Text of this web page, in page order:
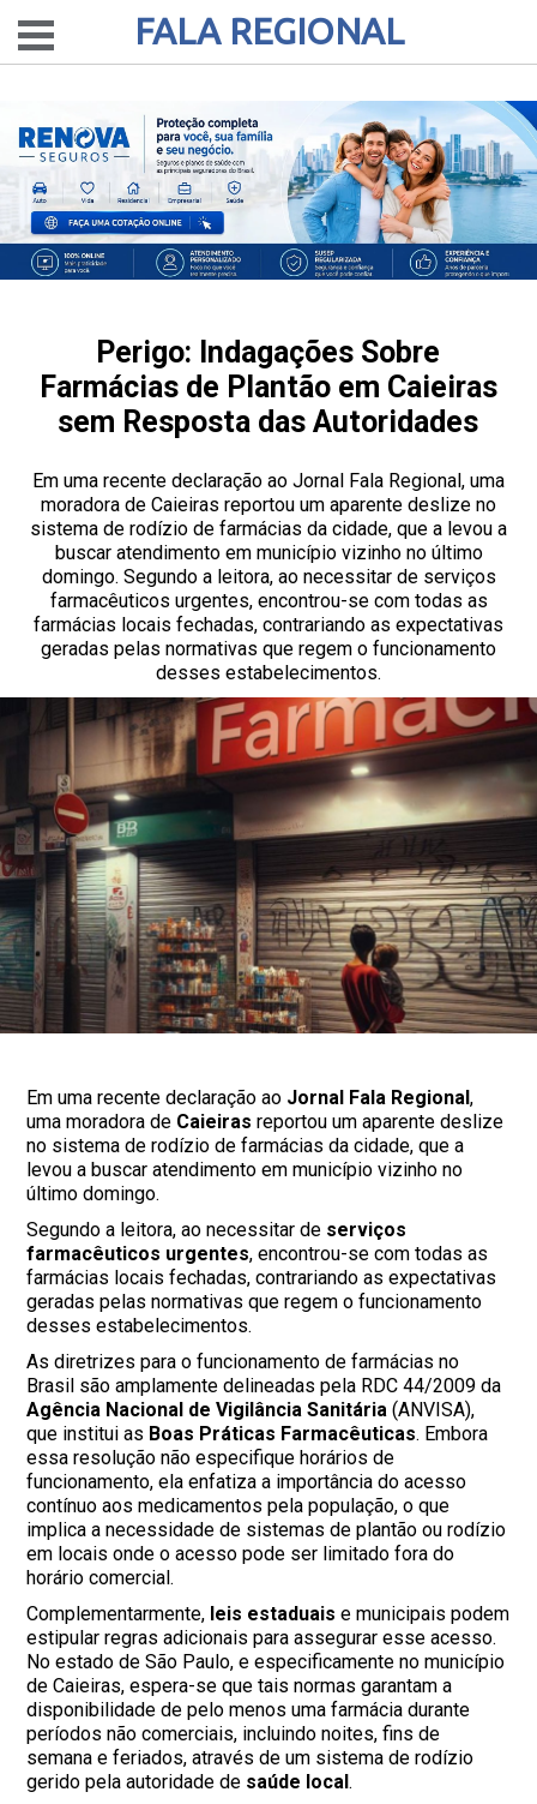
FALA REGIONAL
Perigo: Indagações Sobre
Farmácias de Plantão em Caieiras
sem Resposta das Autoridades
Em uma recente declaração ao Jornal Fala Regional, uma
moradora de Caieiras reportou um aparente deslize no
sistema de rodízio de farmácias da cidade, que a levou a
buscar atendimento em município vizinho no último
domingo. Segundo a leitora, ao necessitar de serviços
farmacêuticos urgentes, encontrou-se com todas as
farmácias locais fechadas, contrariando as expectativas
geradas pelas normativas que regem o funcionamento
desses estabelecimentos.
Em uma recente declaração ao Jornal Fala Regional,
uma moradora de Caieiras reportou um aparente deslize
no sistema de rodízio de farmácias da cidade, que a
levou a buscar atendimento em município vizinho no
último domingo.
Segundo a leitora, ao necessitar de serviços
farmacêuticos urgentes, encontrou-se com todas as
farmácias locais fechadas, contrariando as expectativas
geradas pelas normativas que regem o funcionamento
desses estabelecimentos.
As diretrizes para o funcionamento de farmácias no
Brasil são amplamente delineadas pela RDC 44/2009 da
Agência Nacional de Vigilância Sanitária (ANVISA),
que institui as Boas Práticas Farmacêuticas. Embora
essa resolução não especifique horários de
funcionamento, ela enfatiza a importância do acesso
contínuo aos medicamentos pela população, o que
implica a necessidade de sistemas de plantão ou rodízio
em locais onde o acesso pode ser limitado fora do
horário comercial.
Complementarmente, leis estaduais e municipais podem
estipular regras adicionais para assegurar esse acesso.
No estado de São Paulo, e especificamente no município
de Caieiras, espera-se que tais normas garantam a
disponibilidade de pelo menos uma farmácia durante
períodos não comerciais, incluindo noites, fins de
semana e feriados, através de um sistema de rodízio
gerido pela autoridade de saúde local.